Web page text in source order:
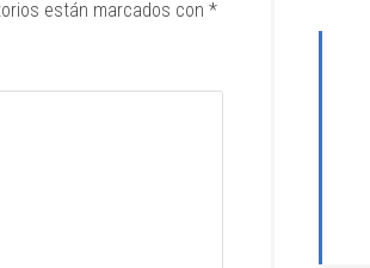
están marcados con *